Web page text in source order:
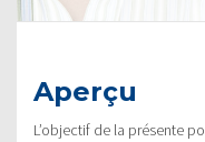
Aperçu
L’objectif de la présente